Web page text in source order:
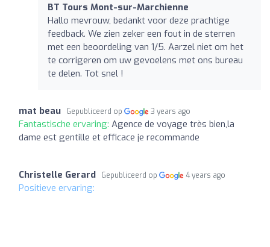
BT Tours Mont-sur-Marchienne
Hallo mevrouw, bedankt voor deze prachtige
feedback. We zien zeker een fout in de sterren
met een beoordeling van 1/5. Aarzel niet om het
te corrigeren om uw gevoelens met ons bureau
te delen. Tot snel !
mat beau Gepubliceerd op 3 years ago
Fantastische ervaring: Agence de voyage très bien,la
dame est gentille et efficace je recommande
Christelle Gerard Gepubliceerd op 4 years ago
Positieve ervaring: